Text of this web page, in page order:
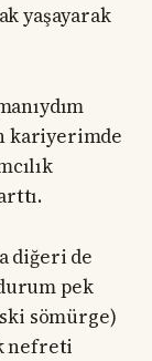
yaşayarak
kariyerimde
diğeri de
pek
sömürge)
nefreti